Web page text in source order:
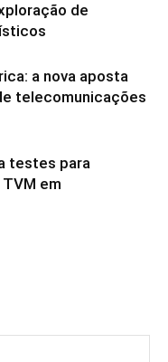
de
a nova aposta
telecomunicações
testes para
em